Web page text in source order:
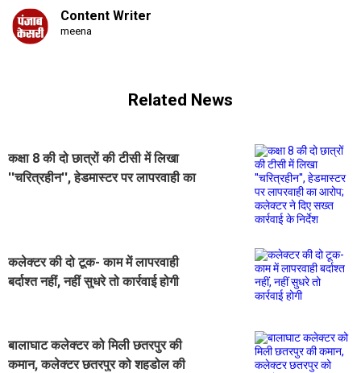
Content Writer
meena
Related News
कक्षा 8 की दो छात्रों की टीसी में लिखा
''चरित्रहीन'', हेडमास्टर पर लापरवाही का
कलेक्टर की दो टूक- काम में लापरवाही
बर्दाश्त नहीं, नहीं सुधरे तो कार्रवाई होगी
बालाघाट कलेक्टर को मिली छतरपुर की
कमान, कलेक्टर छतरपुर को शहडोल की